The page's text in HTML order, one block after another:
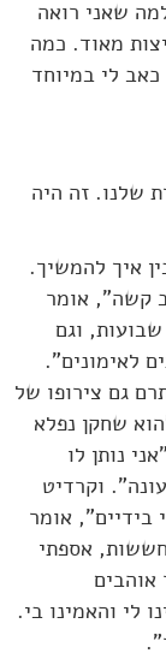
למה שאני רואה
מאוד. כמה
לי במיוחד
שלנו. זה היה
איך להמשיך.
קשה", אומר
שבועות, וגם
לאימונים".
גם צירופו של
שחקן נפלא
נותן לו
וקרדיט
בידיים", אומר
אספתי
לי והאמינו בי.